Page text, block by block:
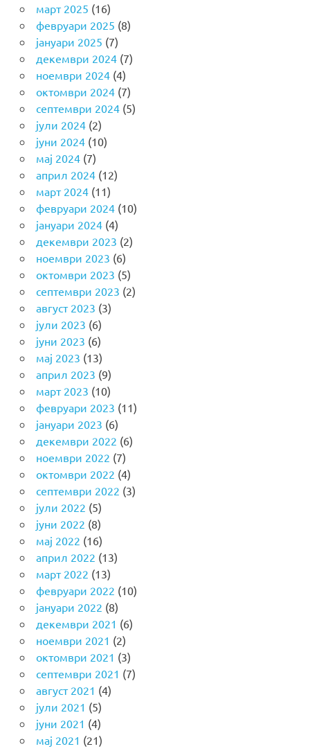
март 2025 (16)
февруари 2025 (8)
јануари 2025 (7)
декември 2024(7)
ноември 2024(4)
октомври 2024(7)
септември 2024(5)
јули 2024(2)
јуни 2024(10)
мај 2024(7)
април 2024(12)
март 2024(11)
февруари 2024(10)
јануари 2024(4)
декември 2023 (2)
ноември 2023 (6)
октомври 2023 (5)
септември 2023 (2)
август 2023 (3)
јули 2023 (6)
јуни 2023 (6)
мај 2023 (13)
април 2023 (9)
март 2023 (10)
февруари 2023 (11)
јануари 2023 (6)
декември 2022 (6)
ноември 2022 (7)
октомври 2022 (4)
септември 2022 (3)
јули 2022 (5)
јуни 2022 (8)
мај 2022 (16)
април 2022 (13)
март 2022 (13)
февруари 2022 (10)
јануари 2022 (8)
декември 2021 (6)
ноември 2021 (2)
октомври 2021 (3)
септември 2021 (7)
август 2021 (4)
јули 2021 (5)
јуни 2021 (4)
мај 2021 (21)